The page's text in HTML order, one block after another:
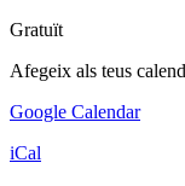
Gratuït
Afegeix als teus
Google Calendar
iCal